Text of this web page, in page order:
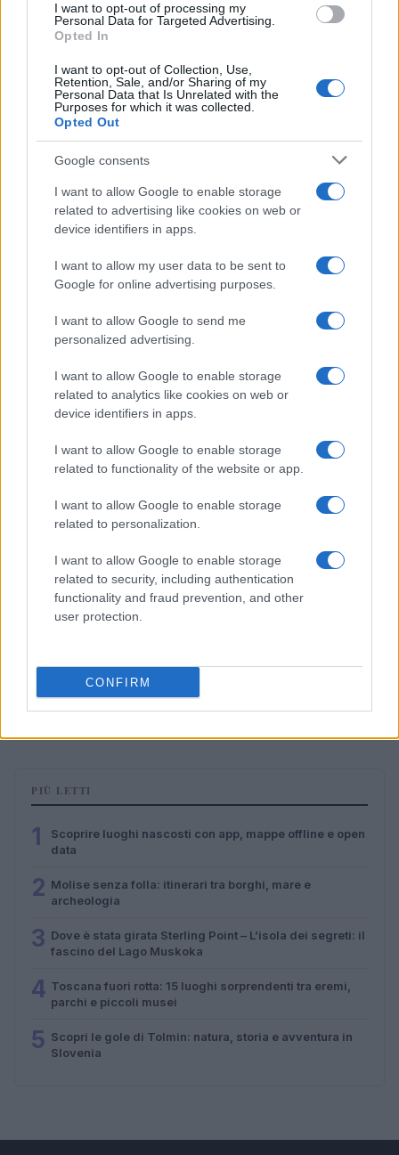
I want to opt-out of processing my
Personal Data for Targeted Advertising.
Opted In
I want to opt-out of Collection, Use,
Retention, Sale, and/or Sharing of my
Personal Data that Is Unrelated with the
Purposes for which it was collected.
Opted Out
Google consents
I want to allow Google to enable storage
related to advertising like cookies on web or
device identifiers in apps.
I want to allow my user data to be sent to
Google for online advertising purposes.
I want to allow Google to send me
personalized advertising.
I want to allow Google to enable storage
related to analytics like cookies on web or
device identifiers in apps.
I want to allow Google to enable storage
related to functionality of the website or app.
I want to allow Google to enable storage
related to personalization.
I want to allow Google to enable storage
related to security, including authentication
functionality and fraud prevention, and other
user protection.
CONFIRM
Scoprire luoghi nascosti con app, mappe offline e
open data
Alessandro Tassinari · 5 Ago 2026
LUOGHI DA VEDERE
archeologia
Camilla Bellini · 5 Ago 2026
Dove è stata girata Sterling Point – L’isola dei segreti:
il fascino del Lago Muskoka
PIÙ LETTI
1
Scoprire luoghi nascosti con app, mappe offline e open
data
2 Molise senza folla: itinerari tra borghi, mare e
archeologia
3 Dove è stata girata Sterling Point – L’isola dei segreti: il
fascino del Lago Muskoka
4 Toscana fuori rotta: 15 luoghi sorprendenti tra eremi,
parchi e piccoli musei
5 Scopri le gole di Tolmin: natura, storia e avventura in
Slovenia